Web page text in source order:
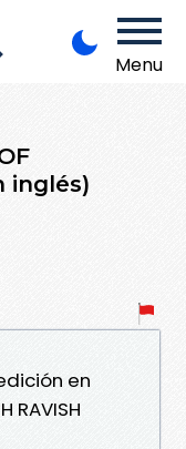
Menu
inglés)
en
RAVISH